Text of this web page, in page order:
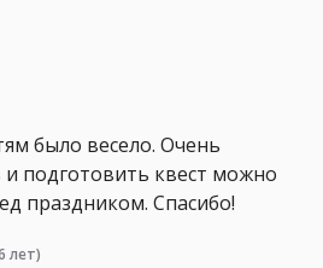
было весело. Очень
и подготовить квест можно
праздником. Спасибо!
лет)